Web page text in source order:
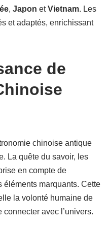
, Japon etVietnam. Les
et adaptés, enrichissant
de
chinoise antique
La quête du savoir, les
en compte de
éléments marquants. Cette
la volonté humaine de
connecter avec l’univers.